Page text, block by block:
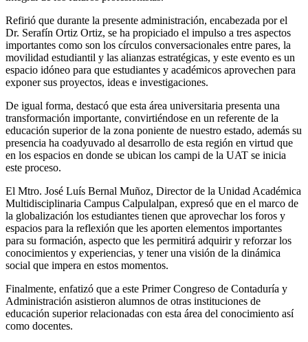
Refirió que durante la presente administración, encabezada por el
Dr. Serafín Ortiz Ortiz, se ha propiciado el impulso a tres aspectos
importantes como son los círculos conversacionales entre pares, la
movilidad estudiantil y las alianzas estratégicas, y este evento es un
espacio idóneo para que estudiantes y académicos aprovechen para
exponer sus proyectos, ideas e investigaciones.
De igual forma, destacó que esta área universitaria presenta una
transformación importante, convirtiéndose en un referente de la
educación superior de la zona poniente de nuestro estado, además su
presencia ha coadyuvado al desarrollo de esta región en virtud que
en los espacios en donde se ubican los campi de la UAT se inicia
este proceso.
El Mtro. José Luís Bernal Muñoz, Director de la Unidad Académica
Multidisciplinaria Campus Calpulalpan, expresó que en el marco de
la globalización los estudiantes tienen que aprovechar los foros y
espacios para la reflexión que les aporten elementos importantes
para su formación, aspecto que les permitirá adquirir y reforzar los
conocimientos y experiencias, y tener una visión de la dinámica
social que impera en estos momentos.
Finalmente, enfatizó que a este Primer Congreso de Contaduría y
Administración asistieron alumnos de otras instituciones de
educación superior relacionadas con esta área del conocimiento así
como docentes.